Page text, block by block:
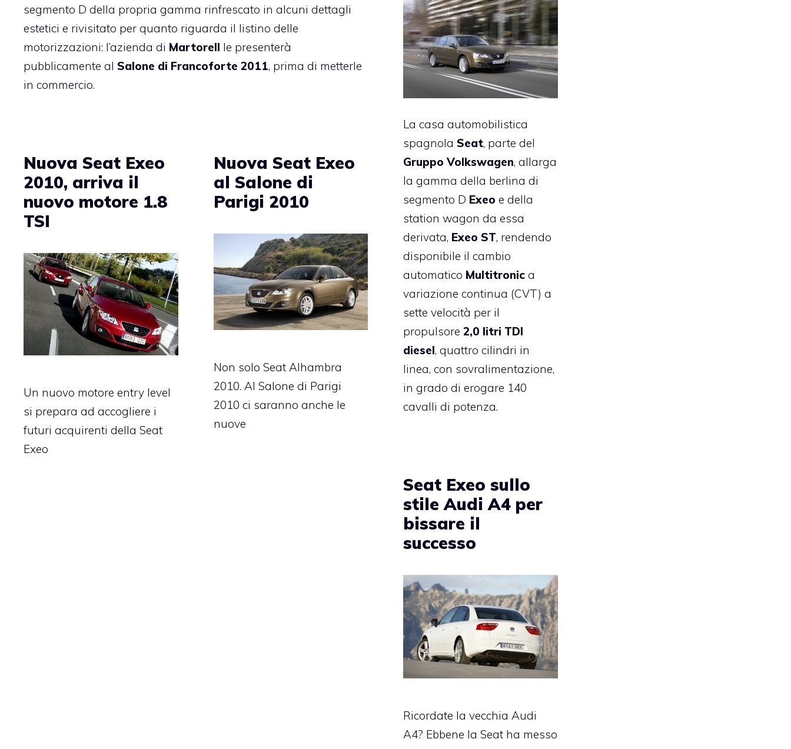
segmento D della propria gamma rinfrescato in alcuni dettagli
estetici e rivisitato per quanto riguarda il listino delle
motorizzazioni: l’azienda di Martorell le presenterà
pubblicamente al Salone di Francoforte 2011, prima di metterle
in commercio.
La casa automobilistica
spagnolaSeat, parte del
Gruppo Volkswagen, allarga
la gamma della berlina di
segmento D Exeo e della
station wagon da essa
derivata, Exeo ST, rendendo
disponibile il cambio
automatico Multitronic a
variazione continua (CVT) a
sette velocità per il
propulsore 2,0 litri TDI
diesel, quattro cilindri in
linea, con sovralimentazione,
in grado di erogare 140
cavalli di potenza.
Nuova Seat Exeo
2010, arriva il
nuovo motore 1.8
TSI
Un nuovo motore entry level
si prepara ad accogliere i
futuri acquirenti della Seat
Exeo
Nuova Seat Exeo
al Salone di
Parigi 2010
Non solo Seat Alhambra
2010. Al Salone di Parigi
2010 ci saranno anche le
nuove
Seat Exeo sullo
stile Audi A4 per
bissare il
successo
Ricordate la vecchia Audi
A4? Ebbene la Seat ha messo